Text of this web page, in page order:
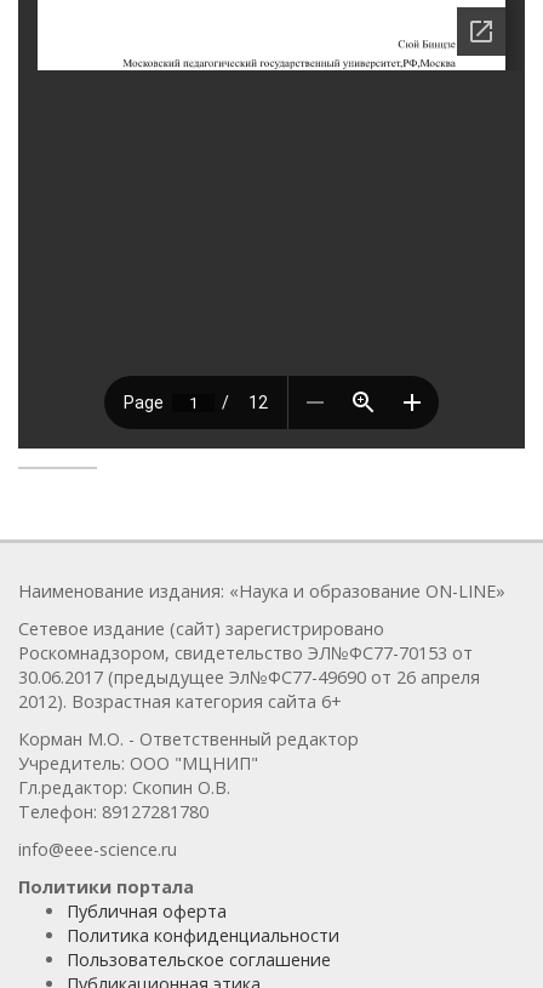
Наименование издания: «Наука и образование ON-LINE»
Сетевое издание (сайт) зарегистрировано
Роскомнадзором, свидетельство ЭЛ№ФС77-70153 от
30.06.2017 (предыдущее Эл№ФC77-49690 от 26 апреля
2012). Возрастная категория сайта 6+
Корман М.О. - Ответственный редактор
Учредитель: ООО "МЦНИП"
Гл.редактор: Скопин О.В.
Телефон: 89127281780
info@eee-science.ru
Политики портала
Публичная оферта
Политика конфиденциальности
Пользовательское соглашение